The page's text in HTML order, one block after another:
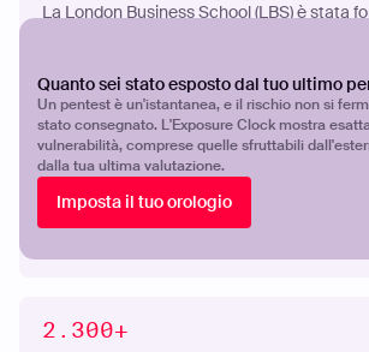
Quanto sei stato esposto dal tuo ultimo
Un pentest è un'istantanea, e il rischio non si
stato consegnato. L'Exposure Clock mostra
vulnerabilità, comprese quelle sfruttabili
dalla tua ultima valutazione.
Imposta il tuo orologio
La London Business School (LBS) è stata
del mondo. Negli ultimi due decenni si è
livello globale quanto a livello digitale,
oltre 2.300 studenti all'anno provenienti da
Scuola di business
2.300+